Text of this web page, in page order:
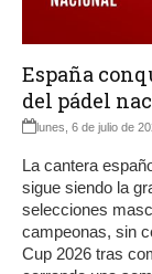
España
del pádel
lunes, 6 de julio de
La cantera
sigue siendo la
selecciones
campeonas, sin
Cup 2026 tras